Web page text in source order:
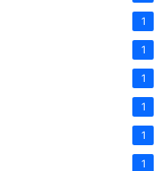
1
1
1
1
1
1